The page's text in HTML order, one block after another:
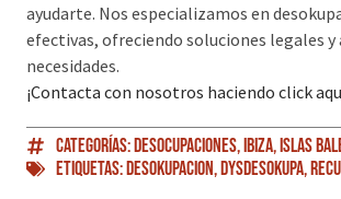
ayudarte. Nos especializamos en
efectivas, ofreciendo soluciones legales y
necesidades.
¡Contacta con nosotros haciendo click
Categorías:Desocupaciones,Ibiza,Islas
Etiquetas:Desokupacion,DySDesokupa,